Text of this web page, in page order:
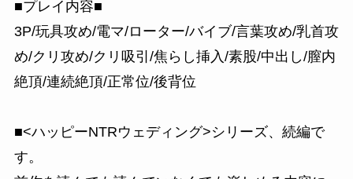
■プレイ内容■
3P/玩具攻め/電マ/ローター/バイブ/言葉攻め/乳首攻
め/クリ攻め/クリ吸引/焦らし挿入/素股/中出し/膣内
絶頂/連続絶頂/正常位/後背位
■<ハッピーNTRウェディング>シリーズ、続編で
す。